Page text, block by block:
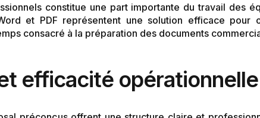
constitue une part importante du travail des
et PDF représentent une solution efficace pour
consacré à la préparation des documents
efficacité opérationnelle